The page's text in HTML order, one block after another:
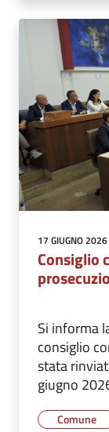
17 GIUGNO 2026
Consiglio
Si informa
consiglio
stata
giugno
Comune